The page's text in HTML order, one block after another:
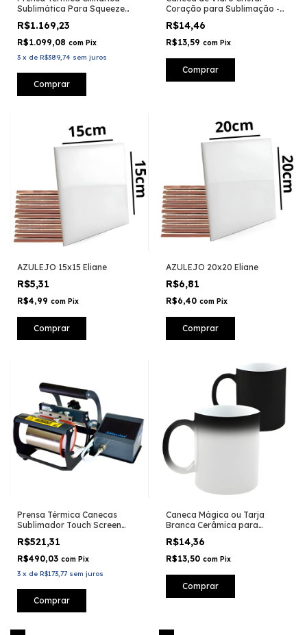
Sublimática Para Squeeze
R$1.169,23
R$1.099,08 com Pix
3 x de R$389,74 sem juros
Comprar
Coração para Sublimação -
R$14,46
R$13,59 com Pix
AZULEJO 15x15 Eliane
R$5,31
R$4,99 com Pix
AZULEJO 20x20 Eliane
R$6,81
R$6,40 com Pix
Prensa Térmica Canecas
Sublimador Touch Screen
R$521,31
R$490,03 com Pix
3 x de R$173,77 sem juros
Comprar
Caneca Mágica ou Tarja
Branca Cerâmica para
R$14,36
R$13,50 com Pix
Comprar